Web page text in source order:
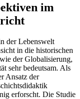
im
der Lebenswelt
in die historischen
der Globalisierung,
sehr bedeutsam. Als
Ansatz der
erforscht. Die Studie